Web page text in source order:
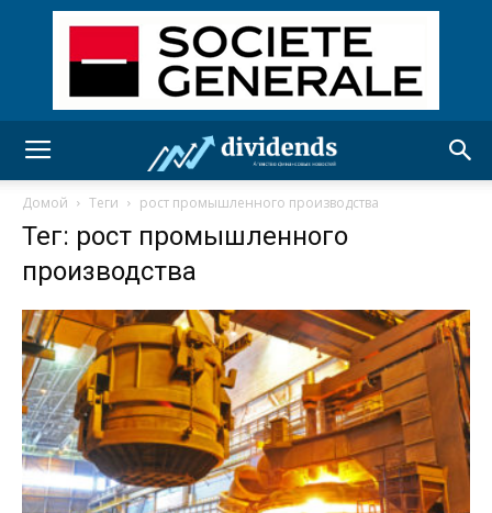
Домой Теги рост промышленного производства
Тег: рост промышленного
производства